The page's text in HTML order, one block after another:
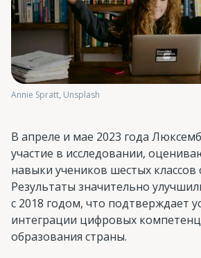
Annie Spratt, Unsplash
В апреле и мае 2023 года
участие в исследовании,
навыки учеников шестых классов
Результаты значительно
с 2018 годом, что подтверждает
интеграции цифровых
образования страны.